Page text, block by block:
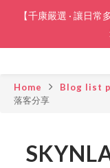
【千康嚴選 · 讓日
Home Blog list
落客分享